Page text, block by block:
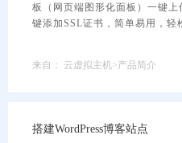
板（网页端图形化面板）一键上
键添加SSL证书，简单易用，轻
来自： 云虚拟主机>产品简介
搭建WordPress博客站点